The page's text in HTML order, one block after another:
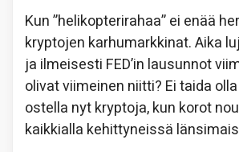
Kun ”helikopterirahaa” ei enää
kryptojen karhumarkkinat. Aika
ja ilmeisesti FED’in lausunnot
olivat viimeinen niitti? Ei taida
ostella nyt kryptoja, kun korot
kaikkialla kehittyneissä